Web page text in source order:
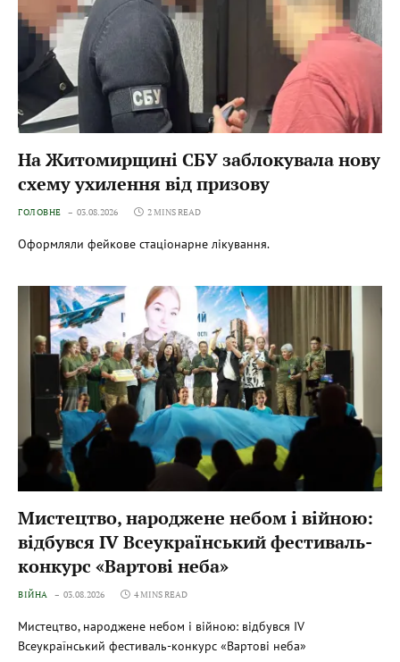
На Житомирщині СБУ заблокувала нову
схему ухилення від призову
ГОЛОВНЕ 03.08.2026 2 MINS READ
Оформляли фейкове стаціонарне лікування.
Мистецтво, народжене небом і війною:
відбувся IV Всеукраїнський фестиваль-
конкурс «Вартові неба»
ВІЙНА 03.08.2026 4 MINS READ
Мистецтво, народжене небом і війною: відбувся IV
Всеукраїнський фестиваль-конкурс «Вартові неба»